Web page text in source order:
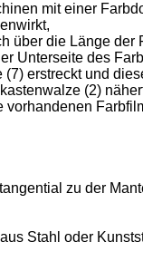
mit einer
über die Länge
Unterseite des
erstreckt und
(2)
vorhandenen
zu der
Stahl oder